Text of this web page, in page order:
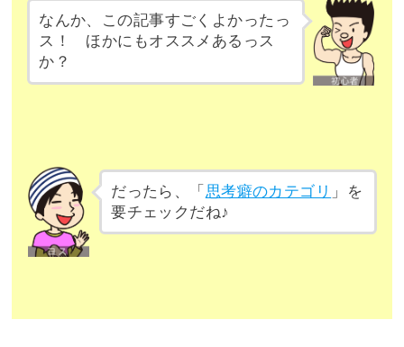
なんか、この記事すごくよかったっ
ス！ ほかにもオススメあるっス
か？
だったら、「 思考癖のカテゴリ 」を
要チェックだね♪